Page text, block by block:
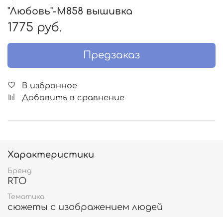
"Любовь"-M858 вышивка
1775 руб.
Предзаказ
В избранное
Добавить в сравнение
Характеристики
Бренд
RTO
Тематика
сюжеты с изображением людей